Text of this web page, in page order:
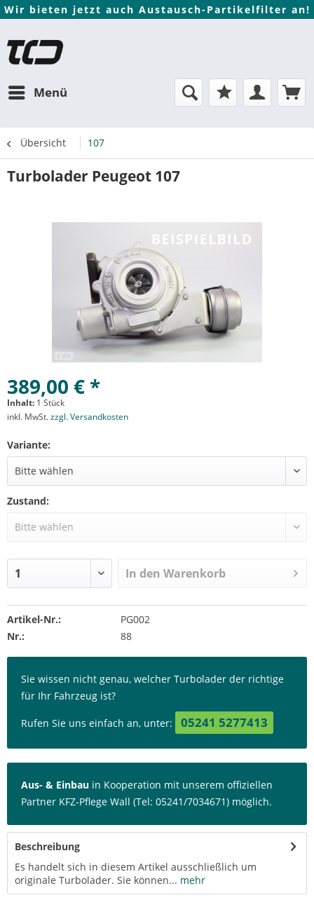
Wir bieten jetzt auch Austausch-Partikelfilter an!
Menü
Übersicht 107
Turbolader Peugeot 107
389,00 € *
Inhalt: 1 Stück
inkl. MwSt.zzgl. Versandkosten
Variante:
Zustand:
In den Warenkorb
Artikel-Nr.:
PG002
Nr.:
88
Sie wissen nicht genau, welcher Turbolader der richtige
für Ihr Fahrzeug ist?
Rufen Sie uns einfach an, unter: 05241 5277413
Aus- & Einbau in Kooperation mit unserem offiziellen
Partner KFZ-Pflege Wall (Tel: 05241/7034671) möglich.
Beschreibung
Es handelt sich in diesem Artikel ausschließlich um
originale Turbolader. Sie können... mehr